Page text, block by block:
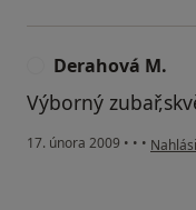
Derahová M.
Výborný
17. února 2009 • • • podle